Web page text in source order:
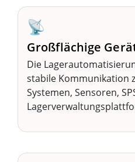
📡
Großflächige
Die
stabile Kommunikation
Systemen, Sensoren,